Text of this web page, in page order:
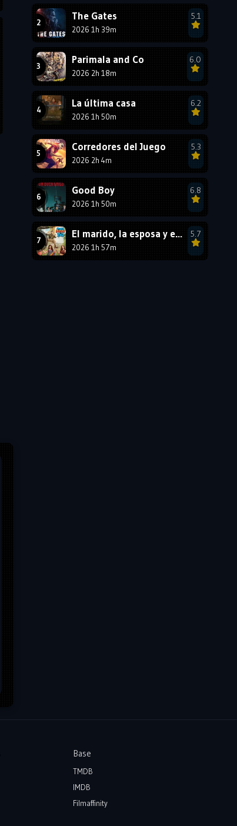
1993
1990 1989
1987
1984 1983
1978
The Gates
2026 1h 39m
5.1
Parimala and Co
2026 2h 18m
6.0
La última casa
2026 1h 50m
6.2
Corredores del Juego
2026 2h 4m
5.3
Good Boy
2026 1h 50m
6.8
El marido, la esposa y ella 2
2026 1h 57m
5.7
Base
TMDB
IMDB
Filmaffinity